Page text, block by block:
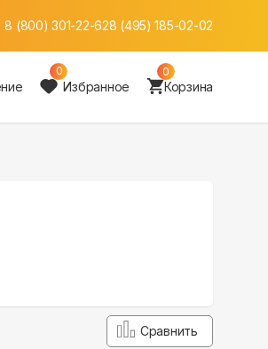
8 (800) 301-22-628 (495) 185-02-02
0
Избранное
0
Корзина
Сравнить